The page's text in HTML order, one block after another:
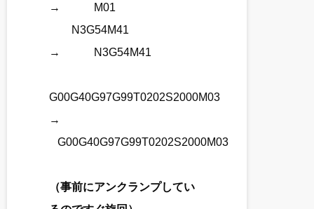
→ M01
N3G54M41
→ N3G54M41
G00G40G97G99T0202S2000M03
→
G00G40G97G99T0202S2000M03
（事前にアンクランプしてい